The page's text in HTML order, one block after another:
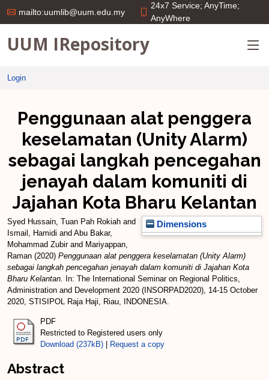
mailto:uumlib@uum.edu.my
24x7 Service; AnyTime;
AnyWhere
UUM IRepository
Login
Penggunaan alat penggera
keselamatan (Unity Alarm)
sebagai langkah pencegahan
jenayah dalam komuniti di
Jajahan Kota Bharu Kelantan
Dimensions
Syed Hussain, Tuan Pah Rokiah and
Ismail, Hamidi and Abu Bakar,
Mohammad Zubirand Mariyappan,
Raman (2020) Penggunaan alat penggera keselamatan (Unity Alarm)
sebagai langkah pencegahan jenayah dalam komuniti di Jajahan Kota
Bharu Kelantan.
In: The International Seminar on Regional Politics,
Administration and Development 2020 (INSORPAD2020), 14-15 October
2020, STISIPOL Raja Haji, Riau, INDONESIA.
PDF
Restricted to Registered users only
Download (237kB)
Request a copy
Abstract